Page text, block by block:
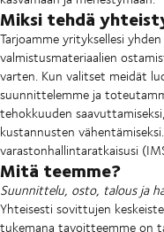
Miksi tehdä
Tarjoamme yrityksellesi
valmistusmateriaalien
varten. Kun valitset meidät
suunnittelemme ja
tehokkuuden
kustannusten
varastonhallintaratkaisusi
Mitä teemme?
Suunnittelu, osto, talous ja
Yhteisesti sovittujen
tukemana tavoitteemme on